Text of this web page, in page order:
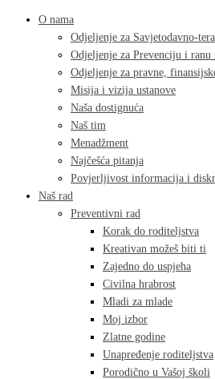
O nama
Odjeljenje za Savjetodavno-
Odjeljenje za Prevenciju i
Odjeljenje za pravne,
Misija i vizija ustanove
Naša dostignuća
Naš tim
Menadžment
Najčešća pitanja
Povjerljivost informacija i
Naš rad
Preventivni rad
Korak do roditeljstva
Kreativan možeš biti ti
Zajedno do uspjeha
Civilna hrabrost
Mladi za mlade
Moj izbor
Zlatne godine
Unapređenje roditeljstva
Porodično u Vašoj školi